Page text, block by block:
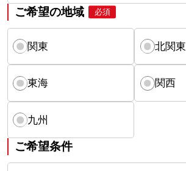
ご希望の地域 必須
関東 北関東
東海 関西
九州
ご希望条件